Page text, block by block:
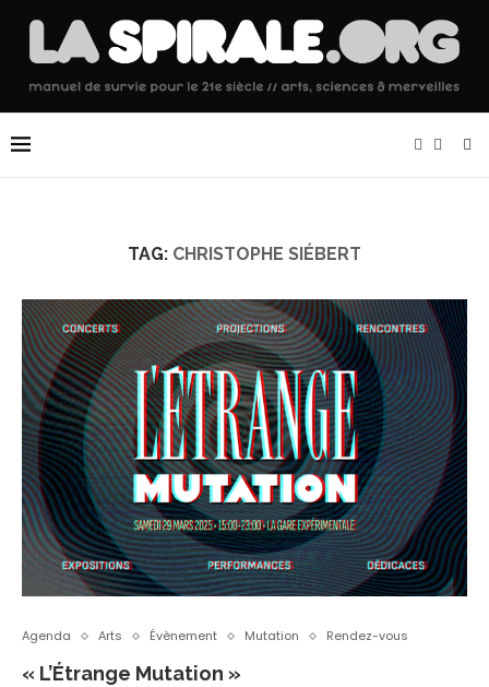
TAG: CHRISTOPHE SIÉBERT
Agenda Arts Évènement Mutation Rendez-vous
« L’Étrange Mutation »